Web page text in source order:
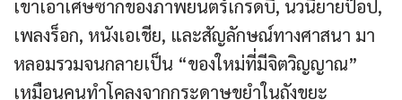
เขาเอาเศษซากของภาพยนตร์เกรดบี, นวนิยายป๊อป,
เพลงร็อก, หนังเอเชีย, และสัญลักษณ์ทางศาสนา มา
หลอมรวมจนกลายเป็น “ของใหม่ที่มีจิตวิญญาณ”
เหมือนคนทำโคลงจากกระดาษขยำในถังขยะ